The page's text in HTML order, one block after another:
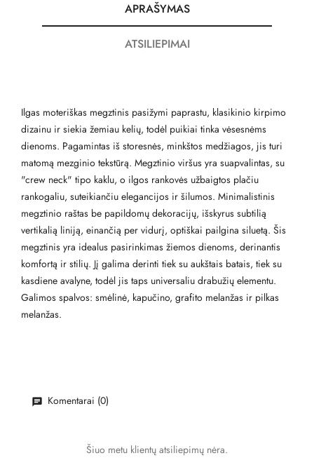
APRAŠYMAS
ATSILIEPIMAI
Ilgas moteriškas megztinis pasižymi paprastu, klasikinio kirpimo
dizainu ir siekia žemiau kelių, todėl puikiai tinka vėsesnėms
dienoms. Pagamintas iš storesnės, minkštos medžiagos, jis turi
matomą mezginio tekstūrą. Megztinio viršus yra suapvalintas, su
"crew neck" tipo kaklu, o ilgos rankovės užbaigtos plačiu
rankogaliu, suteikiančiu elegancijos ir šilumos. Minimalistinis
megztinio raštas be papildomų dekoracijų, išskyrus subtilią
vertikalią liniją, einančią per vidurį, optiškai pailgina siluetą. Šis
megztinis yra idealus pasirinkimas žiemos dienoms, derinantis
komfortą ir stilių. Jį galima derinti tiek su aukštais batais, tiek su
kasdiene avalyne, todėl jis taps universaliu drabužių elementu.
Galimos spalvos: smėlinė, kapučino, grafito melanžas ir pilkas
melanžas.
Komentarai (0)
Šiuo metu klientų atsiliepimų nėra.